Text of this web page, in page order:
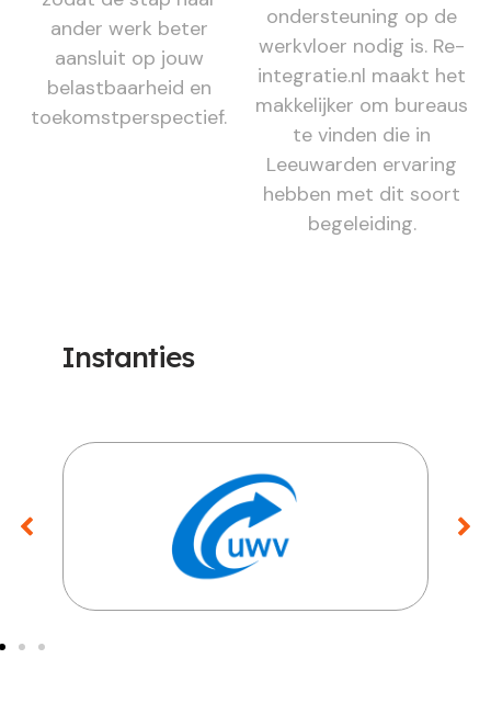
ander werk beter
aansluit op jouw
belastbaarheid en
toekomstperspectief.
ondersteuning op de
werkvloer nodig is. Re-
integratie.nl maakt het
makkelijker om bureaus
te vinden die in
Leeuwarden ervaring
hebben met dit soort
begeleiding.
Instanties